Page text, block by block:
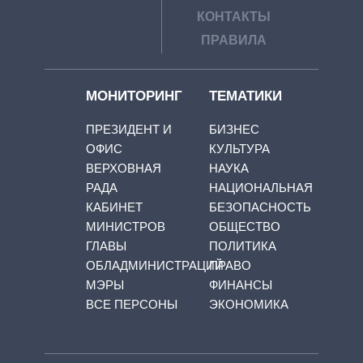
КОНТАКТЫ
ПРАВИЛА
МОНИТОРИНГ
ПРЕЗИДЕНТ И
ОФИС
ВЕРХОВНАЯ
РАДА
КАБИНЕТ
МИНИСТРОВ
ГЛАВЫ
ОБЛАДМИНИСТРАЦИЙ
МЭРЫ
ВСЕ ПЕРСОНЫ
ТЕМАТИКИ
БИЗНЕС
КУЛЬТУРА
НАУКА
НАЦИОНАЛЬНАЯ
БЕЗОПАСНОСТЬ
ОБЩЕСТВО
ПОЛИТИКА
ПРАВО
ФИНАНСЫ
ЭКОНОМИКА